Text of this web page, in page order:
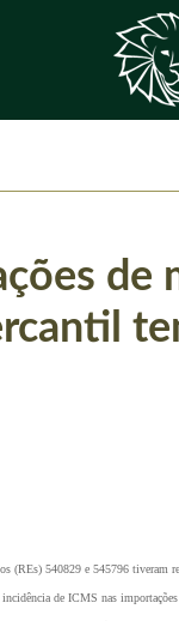
de
(REs) 540829 e 545796 tiveram
de ICMS nas